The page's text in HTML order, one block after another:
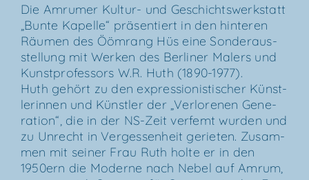
Die Amru­mer Kul­­tur- und Geschichts­werk­statt
„Bun­te Kapel­le“ prä­sen­tiert in den hin­te­ren
Räu­men des Ööm­rang Hüs eine Son­der­aus­
stel­lung mit Wer­ken des Ber­li­ner Malers und
Kunst­pro­fes­sors W.R. Huth (1890-1977).
Huth gehört zu den expres­sio­nis­ti­scher Künst­
le­rin­nen und Künst­ler der „Ver­lo­re­nen Gene­
ra­ti­on“, die in der NS-Zeit ver­femt wur­den und
zu Unrecht in Ver­ges­sen­heit gerie­ten. Zusam­
men mit sei­ner Frau Ruth hol­te er in den
1950ern die Moder­ne nach Nebel auf Amrum,